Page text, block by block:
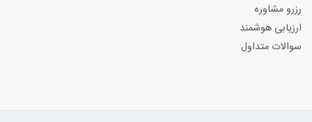
رزرو مشاوره
ارزیابی هوشمند
سوالات متداول